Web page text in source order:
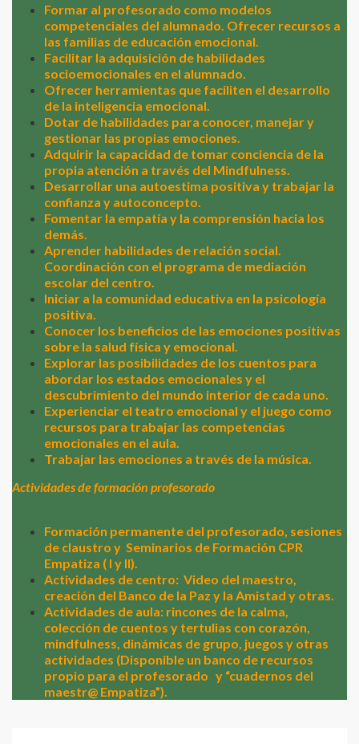
Formar al profesorado como modelos
competenciales del alumnado. Ofrecer recursos a
las familias de educación emocional.
Facilitar la adquisición de habilidades
socioemocionales en el alumnado.
Ofrecer herramientas que faciliten el desarrollo
de la inteligencia emocional.
Dotar de habilidades para conocer, manejar y
gestionar las propias emociones.
Adquirir la capacidad de tomar conciencia de la
propia atención a través del Mindfulness.
Desarrollar una autoestima positiva y trabajar la
confianza y autoconcepto.
Fomentar la empatía y la comprensión hacia los
demás.
Aprender habilidades de relación social.
Coordinación con el programa de mediación
escolar del centro.
Iniciar a la comunidad educativa en la psicología
positiva.
Conocer los beneficios de las emociones positivas
sobre la salud física y emocional.
Explorar las posibilidades de los cuentos para
abordar los estados emocionales y el
descubrimiento del mundo interior de cada uno.
Experienciar el teatro emocional y el juego como
recursos para trabajar las competencias
emocionales en el aula.
Trabajar las emociones a través de la música.
Actividades de formación profesorado
Formación permanente del profesorado, sesiones
de claustro y Seminarios de Formación CPR
Empatiza ( I y II).
Actividades de centro: Video del maestro,
creación del Banco de la Paz y la Amistad y otras.
Actividades de aula: rincones de la calma,
colección de cuentos y tertulias con corazón,
mindfulness, dinámicas de grupo, juegos y otras
actividades (Disponible un banco de recursos
propio para el profesorado y “cuadernos del
maestr@ Empatiza”).